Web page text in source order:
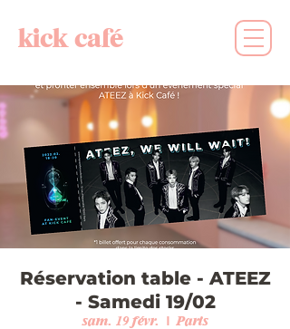
kick café
Réservation table - ATEEZ
- Samedi 19/02
sam. 19 févr.
  |
Paris